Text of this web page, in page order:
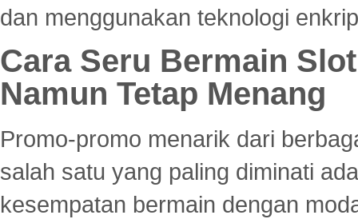
dan menggunakan teknologi
Cara Seru Bermain
Namun Tetap Menang
Promo-promo menarik dari
salah satu yang paling diminati
kesempatan bermain dengan